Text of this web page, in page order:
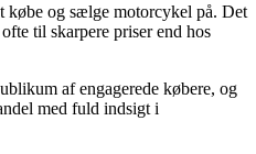
købe og sælge motorcykel på. Det
til skarpere priser end hos
af engagerede købere, og
med fuld indsigt i